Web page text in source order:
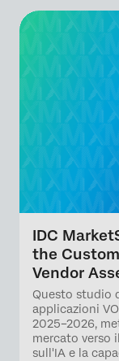
IDC
the
Vendor
Questo studio
applicazioni
2025–2026,
mercato verso
sull'IA e la